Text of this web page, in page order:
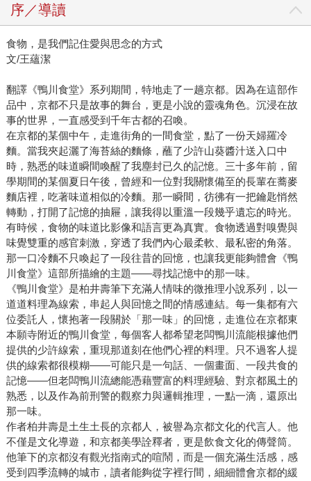
序／導讀
食物，是我們記住愛與思念的方式
文/王蘊潔
翻譯《鴨川食堂》系列期間，特地走了一趟京都。因為在這部作
品中，京都不只是故事的舞台，更是小說的靈魂角色。沉浸在故
事的世界，一直感受到千年古都的召喚。
在京都的某個中午，走進街角的一間食堂，點了一份天婦羅冷
麵。當我夾起灑了海苔絲的麵條，蘸了少許山葵醬汁送入口中
時，熟悉的味道瞬間喚醒了我塵封已久的記憶。三十多年前，留
學期間的某個夏日午後，曾經和一位對我關懷備至的長輩在蕎麥
麵店裡，吃著味道相似的冷麵。那一瞬間，彷彿有一把鑰匙悄然
轉動，打開了記憶的抽屜，讓我得以重溫一段幾乎遺忘的時光。
有時候，食物的味道比影像和語言更為真實。食物透過對嗅覺與
味覺雙重的感官刺激，穿透了我們內心最柔軟、最私密的角落。
那一口冷麵不只喚起了一段往昔的回憶，也讓我更能夠體會《鴨
川食堂》這部所描繪的主題——尋找記憶中的那一味。
《鴨川食堂》是柏井壽筆下充滿人情味的微推理小說系列，以一
道道料理為線索，串起人與回憶之間的情感連結。每一集都有六
位委託人，懷抱著一段關於「那一味」的回憶，走進位在京都東
本願寺附近的鴨川食堂，每個客人都希望老闆鴨川流能根據他們
提供的少許線索，重現那道刻在他們心裡的料理。只不過客人提
供的線索都很模糊——可能只是一句話、一個畫面、一段共食的
記憶——但老闆鴨川流總能憑藉豐富的料理經驗、對京都風土的
熟悉，以及作為前刑警的觀察力與邏輯推理，一點一滴，還原出
那一味。
作者柏井壽是土生土長的京都人，被譽為京都文化的代言人。他
不僅是文化導遊，和京都美學詮釋者，更是飲食文化的傳聲筒。
他筆下的京都沒有觀光指南式的喧鬧，而是一個充滿生活感，感
受到四季流轉的城市，讀者能夠從字裡行間，細細體會京都的緩